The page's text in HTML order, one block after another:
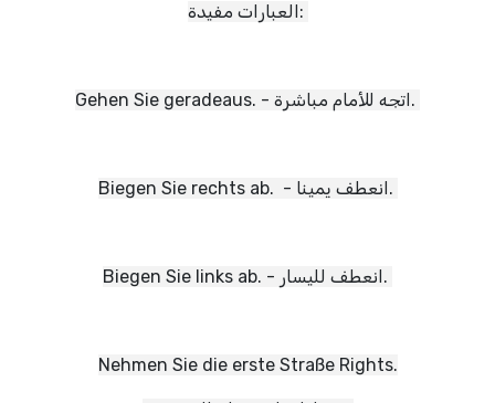
العبارات مفيدة:
Gehen Sie geradeaus. - اتجه للأمام مباشرة.
Biegen Sie rechts ab. - انعطف يمينا.
Biegen Sie links ab. - انعطف لليسار.
Nehmen Sie die erste Straße Rights.